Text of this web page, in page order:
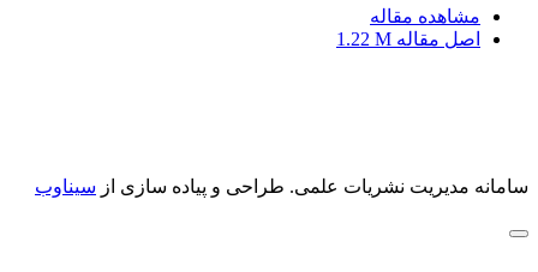
مشاهده مقاله
اصل مقاله 1.22 M
سامانه مدیریت نشریات علمی. طراحی و پیاده سازی از سیناوب